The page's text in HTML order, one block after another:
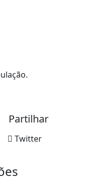
Partilhar
Twitter